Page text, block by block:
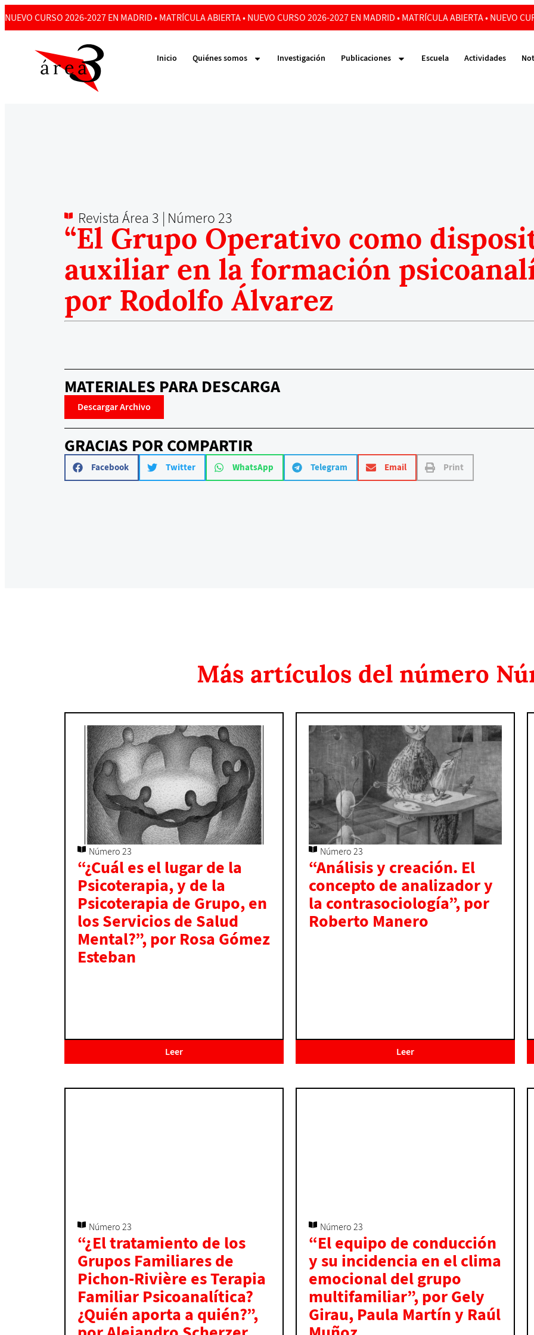
NUEVO CURSO 2026-2027 EN MADRID • MATRÍCULA ABIERTA • NUEVO CURSO 2026-2027 EN MADRID • MATRÍCULA ABIERTA • NUEVO
Inicio Quiénes somos Investigación Publicaciones Escuela Actividades
Revista Área 3 | Número 23
“El Grupo Operativo como
auxiliar en la formación
por Rodolfo Álvarez
MATERIALES PARA DESCARGA
Descargar Archivo
GRACIAS POR COMPARTIR
Facebook Twitter WhatsApp Telegram Email Print
Más artículos del número
Número 23
“¿Cuál es el lugar de la
Psicoterapia, y de la
Psicoterapia de Grupo, en
los Servicios de Salud
Mental?”, por Rosa Gómez
Esteban
Leer
Número 23
“Análisis y creación. El
concepto de analizador y
la contrasociología”, por
Roberto Manero
Leer
Número 23
“¿El tratamiento de los
Grupos Familiares de
Pichon-Rivière es Terapia
Familiar Psicoanalítica?
¿Quién aporta a quién?”,
Número 23
“El equipo de conducción
y su incidencia en el clima
emocional del grupo
multifamiliar”, por Gely
Girau, Paula Martín y Raúl